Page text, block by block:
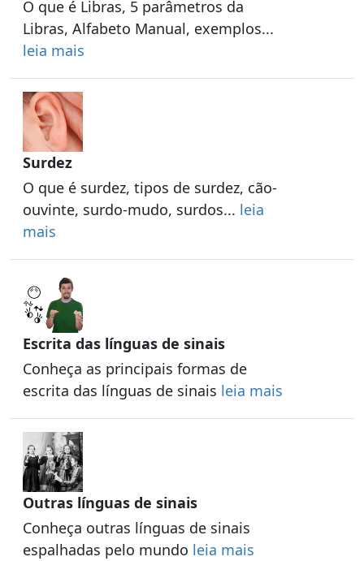
O que é Libras, 5 parâmetros da
Libras, Alfabeto Manual, exemplos...
leia mais
Surdez
O que é surdez, tipos de surdez, cão-
ouvinte, surdo-mudo, surdos... leia
mais
Escrita das línguas de sinais
Conheça as principais formas de
escrita das línguas de sinais leia mais
Outras línguas de sinais
Conheça outras línguas de sinais
espalhadas pelo mundo leia mais